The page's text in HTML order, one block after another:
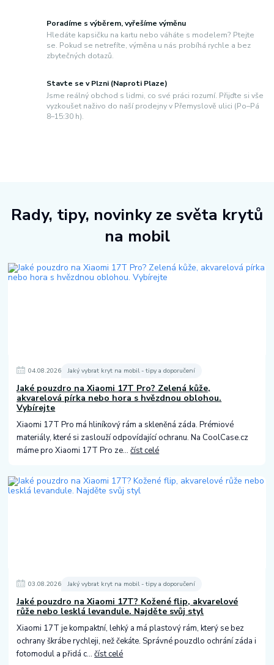
Poradíme s výběrem, vyřešíme výměnu
Hledáte kapsičku na kartu nebo váháte s modelem? Ptejte
se. Pokud se netrefíte, výměna u nás probíhá rychle a bez
zbytečných dotazů.
Stavte se v Plzni (Naproti Plaze)
Jsme reálný obchod s lidmi, co své práci rozumí. Přijďte si vše
vyzkoušet naživo do naší prodejny v Přemyslově ulici (Po–Pá
8–15:30 h).
Rady, tipy, novinky ze světa krytů
na mobil
04.08.2026 Jaký vybrat kryt na mobil - tipy a doporučení
Jaké pouzdro na Xiaomi 17T Pro? Zelená kůže,
akvarelová pírka nebo hora s hvězdnou oblohou.
Vybírejte
Xiaomi 17T Pro má hliníkový rám a skleněná záda. Prémiové
materiály, které si zaslouží odpovídající ochranu. Na CoolCase.cz
máme pro Xiaomi 17T Pro ze...číst celé
03.08.2026 Jaký vybrat kryt na mobil - tipy a doporučení
Jaké pouzdro na Xiaomi 17T? Kožené flip, akvarelové
růže nebo lesklá levandule. Najděte svůj styl
Xiaomi 17T je kompaktní, lehký a má plastový rám, který se bez
ochrany škrábe rychleji, než čekáte. Správné pouzdlo ochrání záda i
fotomodul a přidá c...číst celé